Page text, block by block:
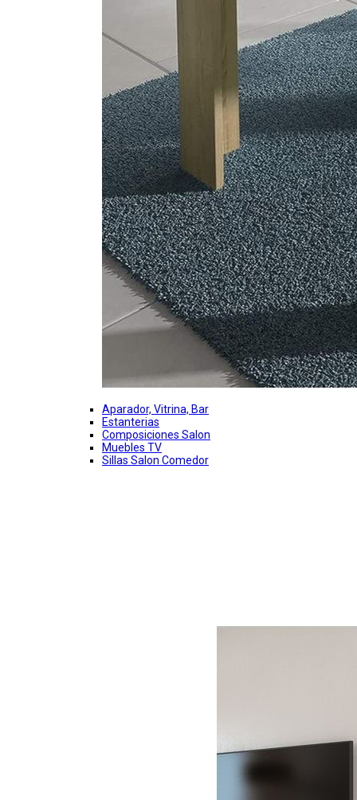
Aparador, Vitrina, Bar
Estanterias
Composiciones Salon
Muebles TV
Sillas Salon Comedor